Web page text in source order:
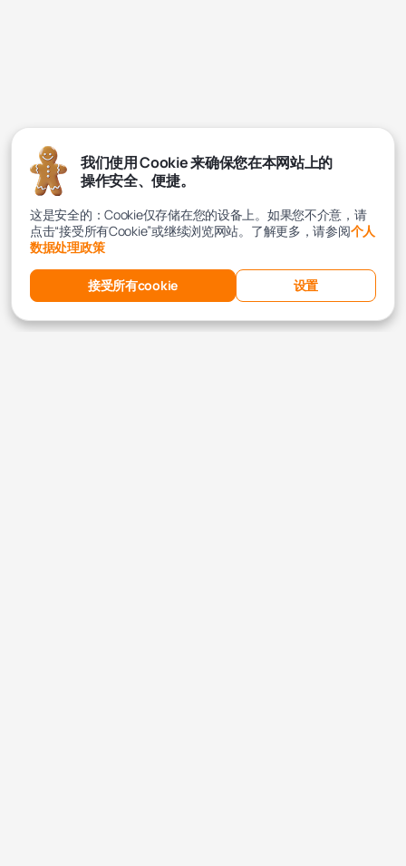
我们使用 Cookie 来确保您在本网站上的
操作安全、便捷。
这是安全的：Cookie仅存储在您的设备上。如果您不介意，请
点击“接受所有Cookie”或继续浏览网站。了解更多，请参阅个人
数据处理政策
接受所有cookie 设置